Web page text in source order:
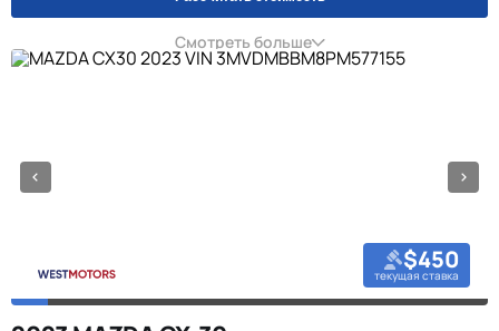
Смотреть больше
$450
текущая ставка